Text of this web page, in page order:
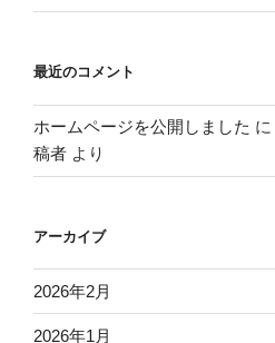
最近のコメント
ホームページを公開しました に
稿者 より
アーカイブ
2026年2月
2026年1月